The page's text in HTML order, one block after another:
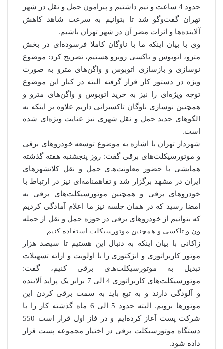
حدود 4 ساعت و نیم داشتیم و پیرامون حمل و نقل در شهر
تهران گفت‌وگو شد تا بتوانیم به سرعت شاهد کاهش
آلاینده‌ها و اثرات مضر آن در شهر تهران باشیم.
وی با بیان اینکه ما با ناوگان کاملا فرسوده‌ای در بخش
مترو، اتوبوس و تاکسی روبرو هستیم، تصریح کرد: موضوع
نوسازی و بازسازی اتوبوس و واگن‌های مترو به صورت
ویژه در دستور کار قرار گرفته البته در کنار این موضوع
توجه ویژه‌ای را نیز به خرید اتوبوس و واگن‌های مترو و
همچنین نوسازی ناوگان تاکسیرانی داریم علاوه بر اینکه به
الگوهای جدید حمل و نقل شهری نیز عنایت ویژه‌ای شده
است.
شهردار تهران با اشاره به موضوع توسعه خودروهای برقی
و موتورسیکلت‌های برقی گفت: روز پنجشنبه هفته گذشته
همایشی با حضور معاونت‌های حمل و نقل کلانشهرهای
ایران در مشهد برگزار شد و تفاهمنامه‌ای نیز در ارتباط با
خودروهای برقی و همچنین موتورسیکلت‌های برقی به
امضا رسید که در همان جلسه نیز ما اعلام آمادگی کردیم
که بتوانیم از خودروهای برقی در حوزه حمل و نقل از جمله
ون و تاکسی و همچنین موتورسیکلت استفاده کنیم.
زاکانی با بیان اینکه به دنبال این هستیم تا سیصد هزار
موتور کاربراتوری و انژکتوری را با اولویت و ارائه تسهیلات
تبدیل به موتورسیکلت‌های برقی کنیم، گفت:
موتورسیکلت‌های کاربراتوری 4 الی 7 برابر یک پراید آلاینده
و آلودگی دارند و به تبع باید به سمت برقی کردن این
موتورها برویم. البته حدود 5 الی 6 ماه گذشته کار را با
شرکت پست آغاز کرده‌ایم و در فاز اول قرار است 550
دستگاه موتورسیکلت برقی در اختیار مجموعه پست قرار
داده شود.